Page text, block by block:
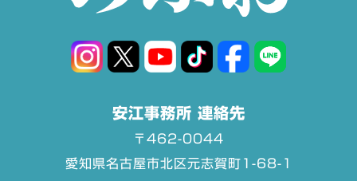
安江事務所 連絡先
〒462-0044
愛知県名古屋市北区元志賀町1-68-1